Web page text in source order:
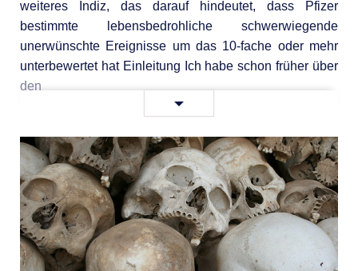
weiteres Indiz, das darauf hindeutet, dass Pfizer
bestimmte lebensbedrohliche schwerwiegende
unerwünschte Ereignisse um das 10-fache oder mehr
unterbewertet hat Einleitung Ich habe schon früher über
den
Unerwünschte
Ereignisse
in
der
Pfizer-
Studie
wurden
möglicherweise
um